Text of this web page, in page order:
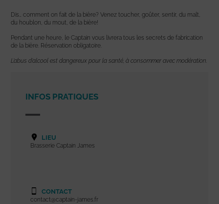
Dis… comment on fait de la bière? Venez toucher, goûter, sentir, du malt,
du houblon, du mout, de la bière!
Pendant une heure, le Captain vous livrera tous les secrets de fabrication
de la bière. Réservation obligatoire.
L’abus d’alcool est dangereux pour la santé, à consommer avec modération.
INFOS PRATIQUES
LIEU
Brasserie Captain James
CONTACT
contact@captain-james.fr